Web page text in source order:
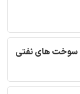
سوخت های نفتی